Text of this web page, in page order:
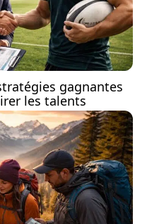
gagnantes
les talents